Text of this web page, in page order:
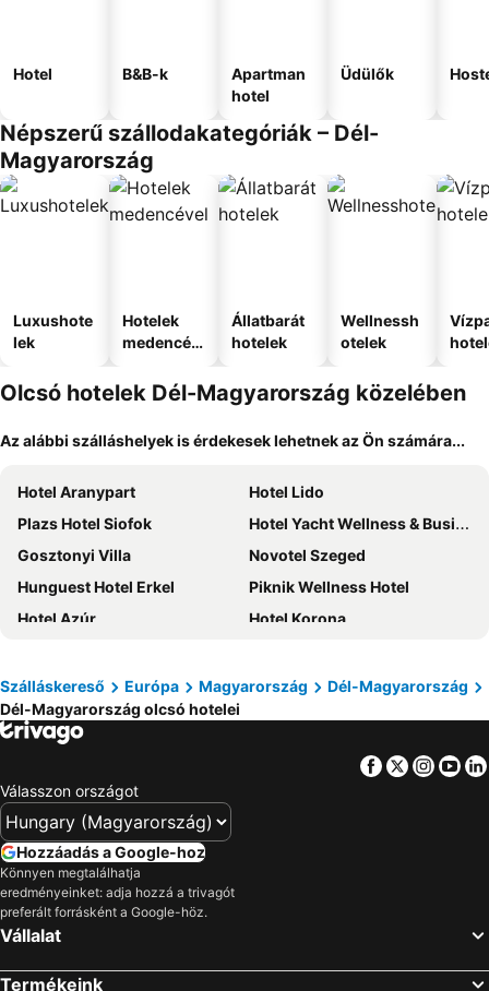
Hotel B&B-k
Apartman
hotel
Üdülők
Népszerű szállodakategóriák – Dél-
Magyarország
Luxushote
lek
Hotelek
medencév
Állatbarát
hotelek
Wellnessh
otelek
Olcsó hotelek Dél-Magyarország közelében
Az alábbi szálláshelyek is érdekesek lehetnek az Ön számára...
Hotel Aranypart
Hotel Lido
Plazs Hotel Siofok
Hotel Yacht Wellness & Business
Gosztonyi Villa
Novotel Szeged
Hunguest Hotel Erkel
Piknik Wellness Hotel
Hotel Azúr
Hotel Korona
Park Inn by Radisson Hotel Zalakaros Hotel & Spa
Liget Wellness és Konferencia Hotel
Hotel Familia
CE Napfény Hotel
Mövenpick Balaland Resort Lake Balaton
Natura ex. Fortuna
Auris Hotel
Science Hotel
Dráva Hotel Thermal Resort
Puchner Kastélyszálló
Jokai Clubhotel
Vénusz Hotel
Szálláskereső Európa Magyarország
Dél-Magyarország
Dél-Magyarország olcsó hotelei
Facebook
Twitter
Válasszon országot
Hozzáadás a Google-hoz
Könnyen megtalálhatja
eredményeinket: adja hozzá a trivagót
preferált forrásként a Google-höz.
Vállalat
Termékeink